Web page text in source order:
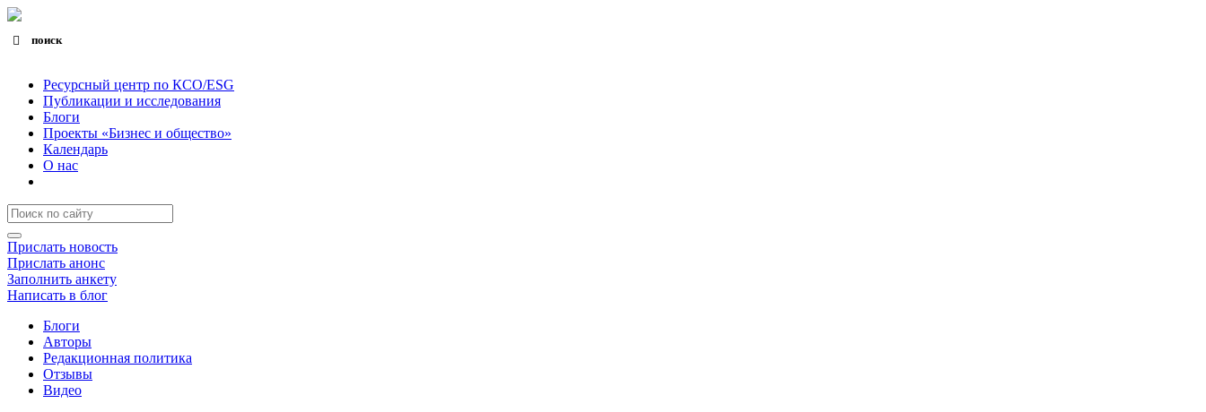
поиск
Ресурсный центр по КСО/ESG
Публикации и исследования
Блоги
Проекты «Бизнес и общество»
Календарь
О нас
Прислать новость
Прислать анонс
Заполнить анкету
Написать в блог
Блоги
Авторы
Редакционная политика
Отзывы
Видео